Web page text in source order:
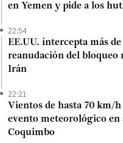
en Yemen y pide a los
22:54
EE.UU. intercepta más
reanudación del bloqueo
Irán
22:21
Vientos de hasta 70 km/
evento meteorológico en
Coquimbo